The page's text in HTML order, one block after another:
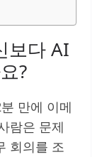
보다 AI
?
만에 이메
람은 문제
회의를 조